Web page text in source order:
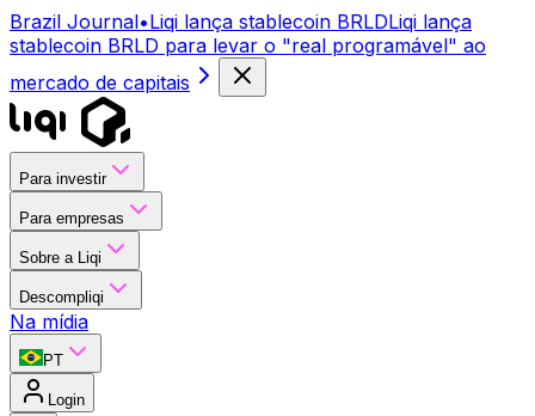
Brazil Journal•Liqi lança stablecoin BRLDLiqi lança
stablecoin BRLD para levar o "real programável" ao
mercado de capitais
Para investir
Para empresas
Sobre a Liqi
Descompliqi
Na mídia
PT
Login